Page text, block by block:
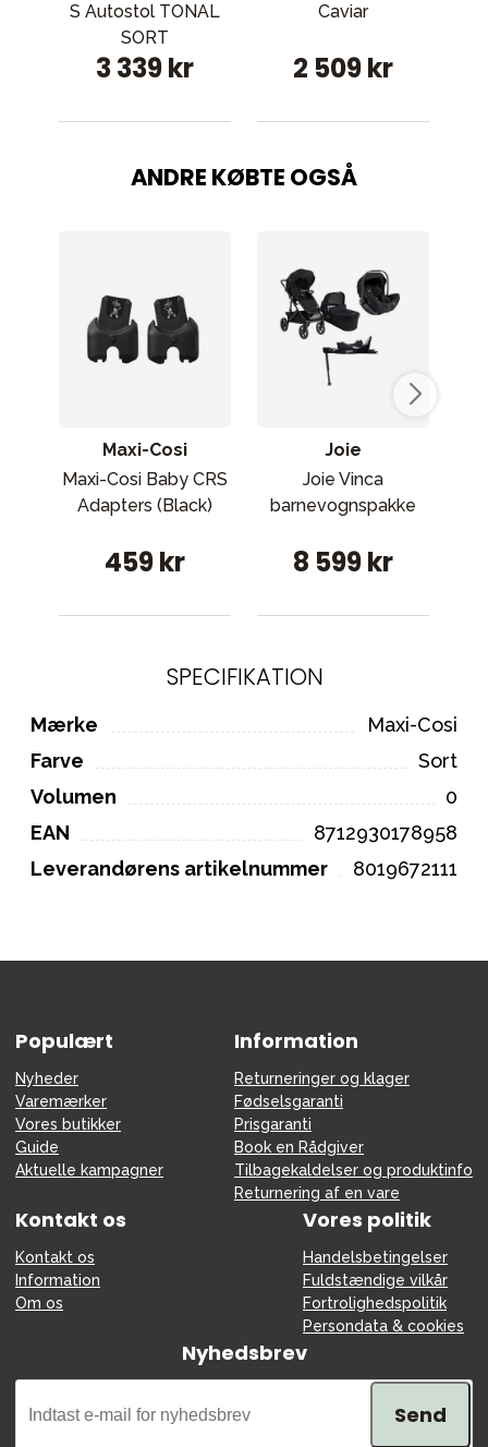
S Autostol TONAL
SORT
3 339 kr
Caviar
2 509 kr
ANDRE KØBTE OGSÅ
Maxi-Cosi
Maxi-Cosi Baby CRS
Adapters (Black)
459 kr
Joie
Joie Vinca
barnevognspakke
8 599 kr
SPECIFIKATION
Mærke
Maxi-Cosi
Farve
Sort
Volumen
0
EAN
8712930178958
Leverandørens artikelnummer
8019672111
Populært
Nyheder
Varemærker
Vores butikker
Guide
Aktuelle kampagner
Information
Returneringer og klager
Fødselsgaranti
Prisgaranti
Book en Rådgiver
Tilbagekaldelser og produktinfo
Returnering af en vare
Kontakt os
Kontakt os
Information
Om os
Vores politik
Handelsbetingelser
Fuldstændige vilkår
Fortrolighedspolitik
Persondata & cookies
Nyhedsbrev
Send